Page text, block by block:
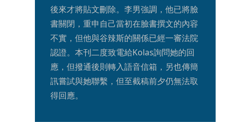
後來才將貼文刪除。李男強調，他已將臉
書關閉，重申自己當初在臉書撰文的內容
不實，但他與谷辣斯的關係已經一審法院
認證。本刊二度致電給Kolas詢問她的回
應，但撥通後則轉入語音信箱，另也傳簡
訊嘗試與她聯繫，但至截稿前夕仍無法取
得回應。